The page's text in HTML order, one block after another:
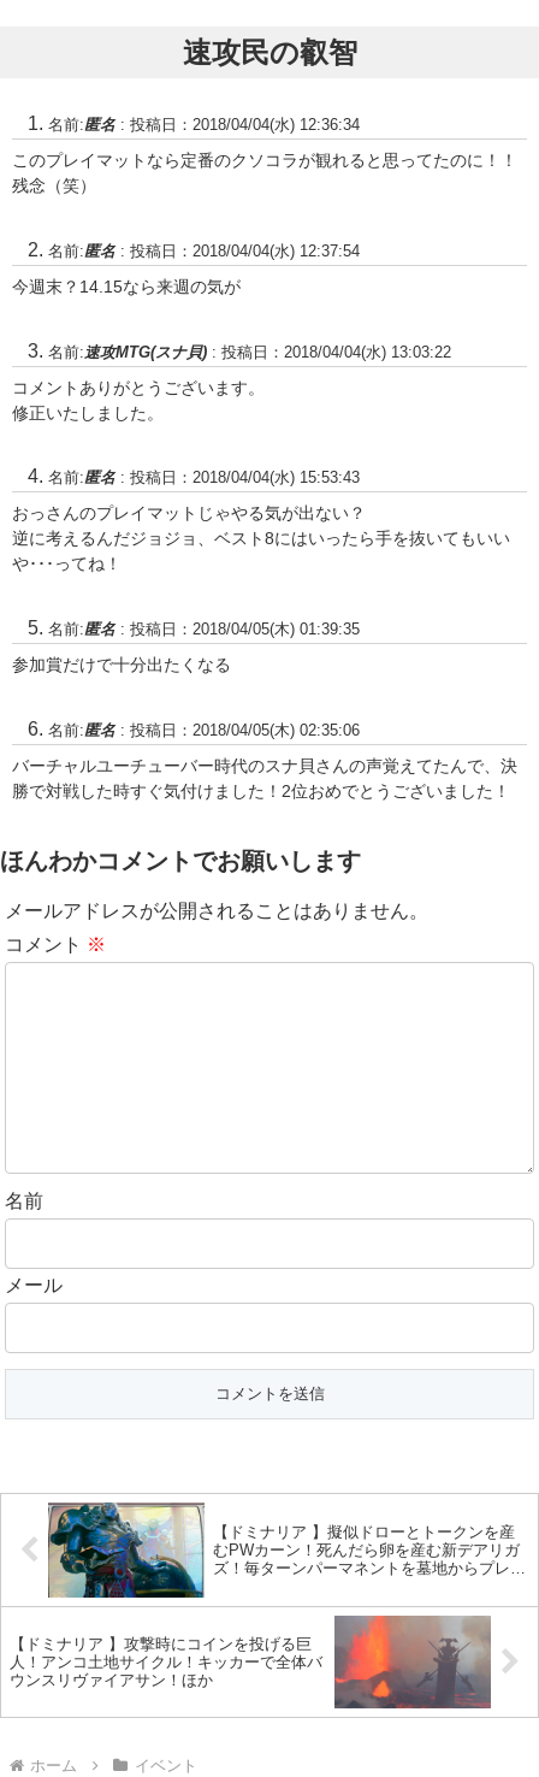
ワインの元...
速攻民の叡智
名前:匿名 : 投稿日：2018/04/04(水) 12:36:34
このプレイマットなら定番のクソコラが観れると思ってたのに！！
残念（笑）
名前:匿名 : 投稿日：2018/04/04(水) 12:37:54
今週末？14.15なら来週の気が
名前: 速攻MTG(スナ貝) : 投稿日：2018/04/04(水) 13:03:22
コメントありがとうございます。
修正いたしました。
名前:匿名 : 投稿日：2018/04/04(水) 15:53:43
おっさんのプレイマットじゃやる気が出ない？
逆に考えるんだジョジョ、ベスト8にはいったら手を抜いてもいい
や･･･ってね！
名前:匿名 : 投稿日：2018/04/05(木) 01:39:35
参加賞だけで十分出たくなる
名前:匿名 : 投稿日：2018/04/05(木) 02:35:06
バーチャルユーチューバー時代のスナ貝さんの声覚えてたんで、決
勝で対戦した時すぐ気付けました！2位おめでとうございました！
ほんわかコメントでお願いします
メールアドレスが公開されることはありません。
コメント ※
名前
メール
【ドミナリア 】擬似ドローとトークンを産
むPWカーン！死んだら卵を産む新デアリガ
ズ！毎ターンパーマネントを墓地からプレイ
【ドミナリア 】攻撃時にコインを投げる巨
人！アンコ土地サイクル！キッカーで全体バ
ウンスリヴァイアサン！ほか
ホーム イベント